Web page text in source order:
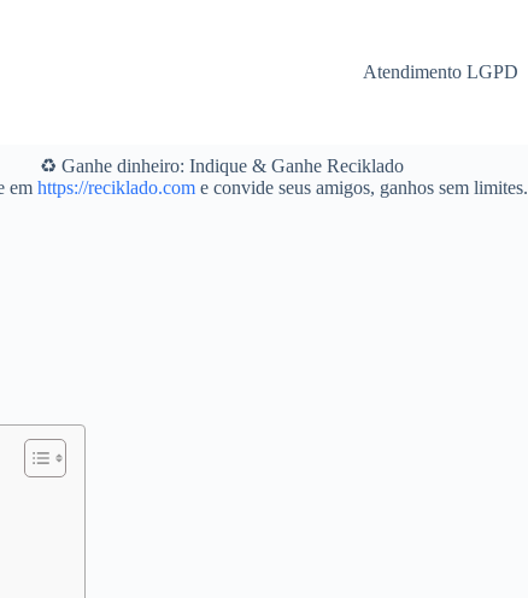
Atendimento LGPD
♻️ Ganhe dinheiro: Indique & Ganhe Reciklado
em https://reciklado.come convide seus amigos, ganhos sem limites.